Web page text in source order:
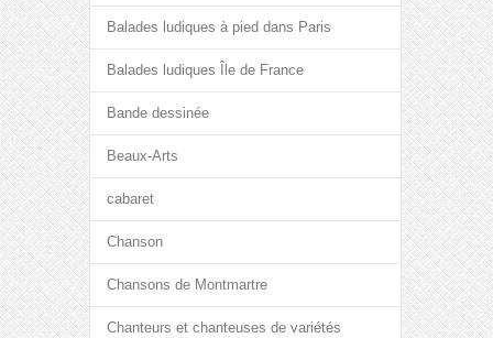
Balades ludiques à pied dans Paris
Balades ludiques Île de France
Bande dessinée
Beaux-Arts
cabaret
Chanson
Chansons de Montmartre
Chanteurs et chanteuses de variétés